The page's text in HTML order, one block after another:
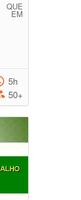
QUE
EM
5h
50+